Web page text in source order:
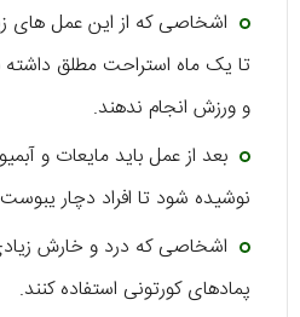
اشخاصی که از این عمل های
تا یک ماه استراحت مطلق
و ورزش انجام ندهند.
بعد از عمل باید مایعات و
نوشیده شود تا افراد دچار
اشخاصی که درد و خارش
پمادهای کورتونی استفاده کنند.